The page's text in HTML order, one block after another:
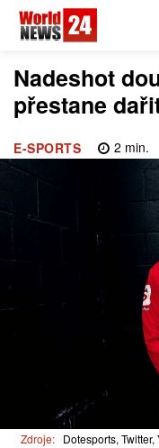
Nadeshot
přestane
E-SPORTS 2 min.
Zdroje: Dotesports,